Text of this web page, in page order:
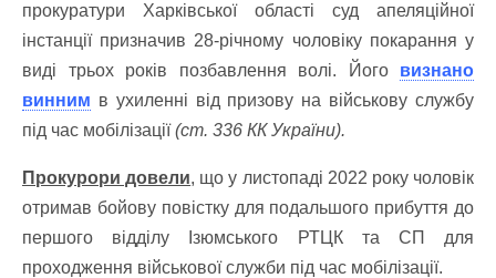
прокуратури Харківської області суд апеляційної
інстанції призначив 28-річному чоловіку покарання у
виді трьох років позбавлення волі. Його визнано
винним в ухиленні від призову на військову службу
під час мобілізації(ст. 336 КК України).
Прокурори довели, що у листопаді 2022 року чоловік
отримав бойову повістку для подальшого прибуття до
першого відділу Ізюмського РТЦК та СП для
проходження військової служби під час мобілізації.